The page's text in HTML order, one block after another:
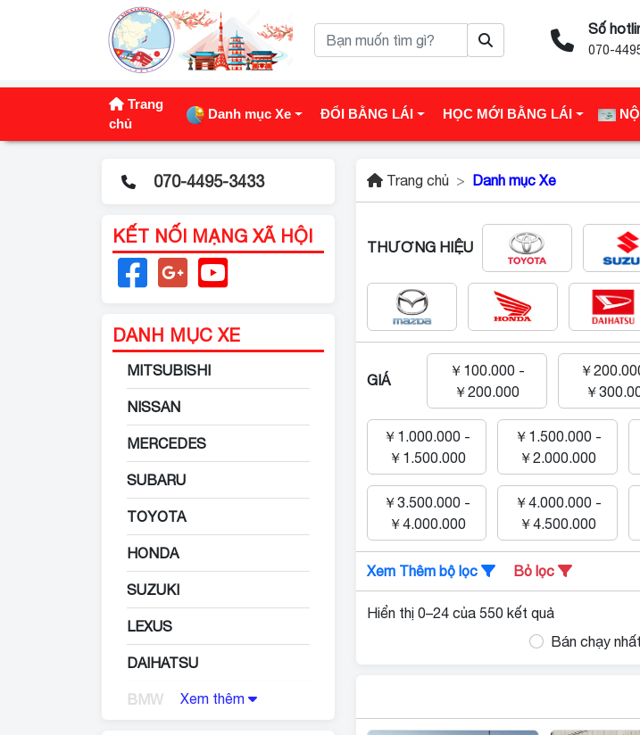
Số
070-
Trang
chủ
Danh mục Xe ĐỔI BẰNG LÁI HỌC MỚI BẰNG LÁI
KẾT NỐI MẠNG XÃ HỘI
DANH MỤC XE
MITSUBISHI
NISSAN
MERCEDES
SUBARU
TOYOTA
HONDA
SUZUKI
LEXUS
DAIHATSU
BMW Xem thêm
Trang chủ Danh mục Xe
THƯƠNG HIỆU
GIÁ
￥100.000 -
￥200.000
￥
￥
￥1.000.000 -
￥1.500.000
￥1.500.000 -
￥2.000.000
￥3.500.000 -
￥4.000.000
￥4.000.000 -
￥4.500.000
Xem Thêm bộ lọc Bỏ lọc
Hiển thị 0–24 của 550 kết quả
Bán chạy nhất